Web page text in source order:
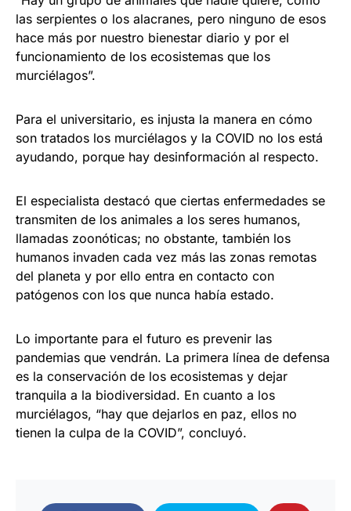
las serpientes o los alacranes, pero ninguno de esos
hace más por nuestro bienestar diario y por el
funcionamiento de los ecosistemas que los
murciélagos”.
Para el universitario, es injusta la manera en cómo
son tratados los murciélagos y la COVID no los está
ayudando, porque hay desinformación al respecto.
El especialista destacó que ciertas enfermedades se
transmiten de los animales a los seres humanos,
llamadas zoonóticas; no obstante, también los
humanos invaden cada vez más las zonas remotas
del planeta y por ello entra en contacto con
patógenos con los que nunca había estado.
Lo importante para el futuro es prevenir las
pandemias que vendrán. La primera línea de defensa
es la conservación de los ecosistemas y dejar
tranquila a la biodiversidad. En cuanto a los
murciélagos, “hay que dejarlos en paz, ellos no
tienen la culpa de la COVID”, concluyó.